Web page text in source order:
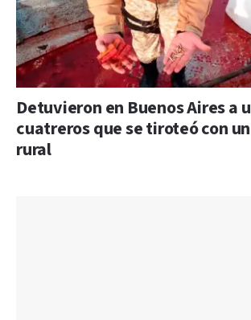
Detuvieron en Buenos Aires a
cuatreros que se tiroteó con
rural